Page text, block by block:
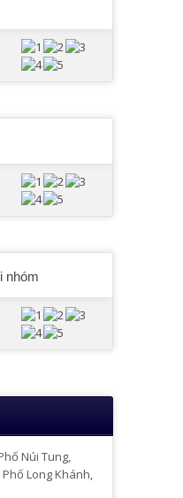
nhóm
Núi Tung,
Long Khánh,